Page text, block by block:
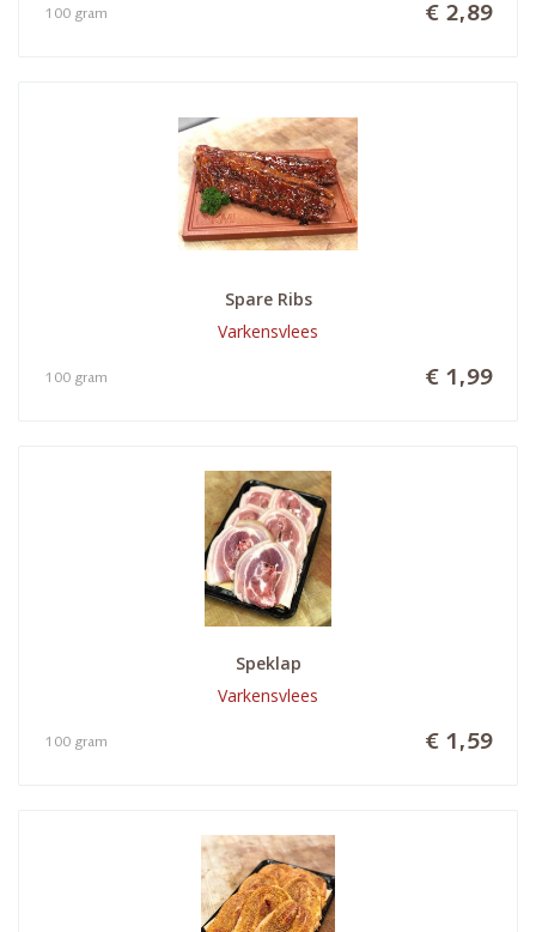
€ 2,89
100 gram
Spare Ribs
Varkensvlees
€ 1,99
100 gram
Speklap
Varkensvlees
€ 1,59
100 gram